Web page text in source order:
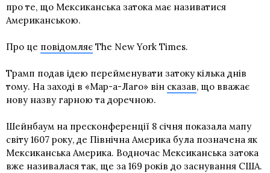
про те, що Мексиканська затока має називатися
Американською.
Про це повідомляє The New York Times.
Трамп подав ідею перейменувати затоку кілька днів
тому. На заході в «Мар-а-Лаго» він сказав, що вважає
нову назву гарною та доречною.
Шейнбаум на пресконференції 8 січня показала мапу
світу 1607 року, де Північна Америка була позначена як
Мексиканська Америка. Водночас Мексиканська затока
вже називалася так, ще за 169 років до заснування США.